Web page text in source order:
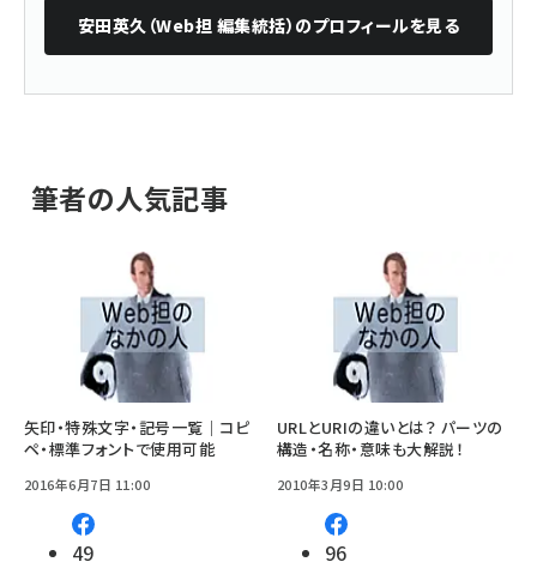
安田英久（Web担 編集統括） のプロフィールを見る
筆者の人気記事
矢印・特殊文字・記号一覧｜コピ
ペ・標準フォントで使用可能
2016年6月7日 11:00
49
URLとURIの違いとは？ パーツの
構造・名称・意味も大解説！
2010年3月9日 10:00
96